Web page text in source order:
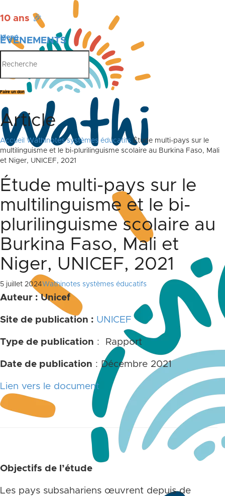
10 ans 🎉
ÉVÉNEMENTS
PUBLICATIONS
Menu
Faire un don
Article
Accueil Wathinotes systèmes éducatifs Étude multi-pays sur le
multilinguisme et le bi-plurilinguisme scolaire au Burkina Faso, Mali
et Niger, UNICEF, 2021
Étude multi-pays sur le
multilinguisme et le bi-
plurilinguisme scolaire au
Burkina Faso, Mali et
Niger, UNICEF, 2021
5 juillet 2024Wathinotes systèmes éducatifs
Auteur : Unicef
Site de publication : UNICEF
Type de publication : Rapport
Date de publication : Décembre 2021
Lien vers le document
Objectifs de l’étude
Les pays subsahariens œuvrent depuis de